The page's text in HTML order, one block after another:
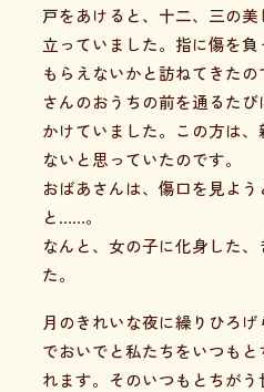
戸をあけると、十二、三の
立っていました。指に傷を
もらえないかと訪ねてきた
さんのおうちの前を通るた
かけていました。この方は
ないと思っていたのです。
おばあさんは、傷口を見よ
と……。
なんと、女の子に化身した
た。
月のきれいな夜に繰りひろ
でおいでと私たちをいつも
れます。そのいつもとちが